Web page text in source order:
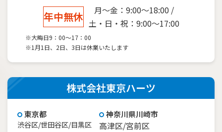
年中無休
月～金：9:00～18:00 /
土・日・祝：9:00～17:00
※大晦日9：00～17：00
※1月1日、2日、3日は休業いたします
株式会社東京ハーツ
東京都
渋谷区/世田谷区/目黒区
神奈川県川崎市
高津区/宮前区